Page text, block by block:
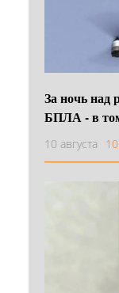
За ночь над
БПЛА - в
10 августа